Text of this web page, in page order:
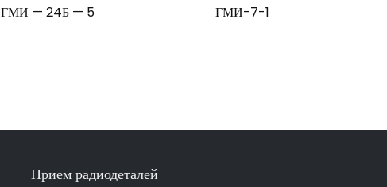
ГМИ — 24Б — 5 ГМИ-7-1
Прием радиодеталей